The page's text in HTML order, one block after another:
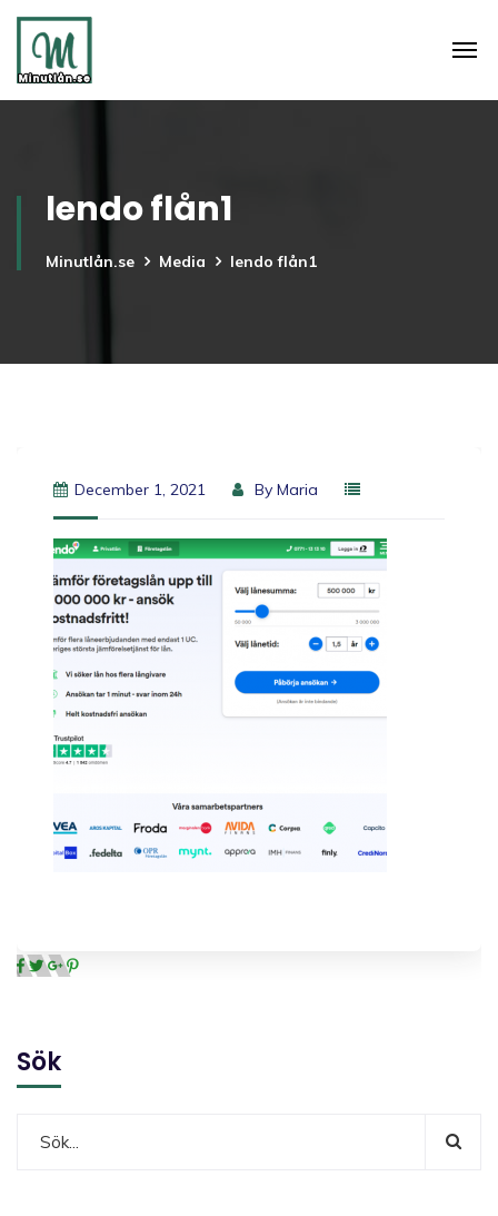
lendo flån1
Minutlån.se Media lendo flån1
December 1, 2021 By Maria
Sök